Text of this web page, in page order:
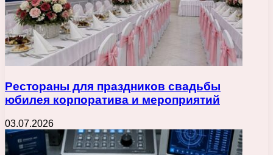
Рестораны для праздников свадьбы
юбилея корпоратива и мероприятий
03.07.2026